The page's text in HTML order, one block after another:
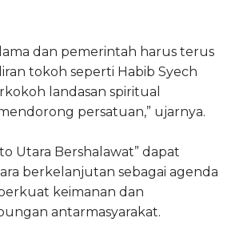
dan pemerintah harus terus
tokoh seperti Habib Syech
landasan spiritual
persatuan,” ujarnya.
Utara Bershalawat” dapat
berkelanjutan sebagai agenda
keimanan dan
antarmasyarakat.